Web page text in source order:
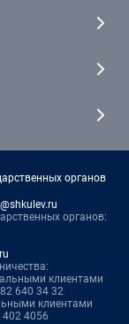
органов
органов:
клиентами
640 34 32
клиентами
4056